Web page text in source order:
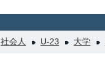
社会人 U-23 大学